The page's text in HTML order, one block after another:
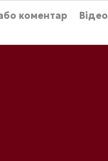
коментар Відео